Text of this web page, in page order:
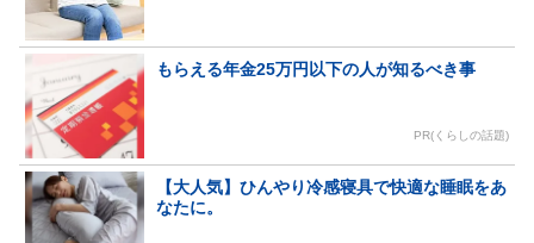
もらえる年金25万円以下の人が知るべき事
PR(くらしの話題)
【大人気】ひんやり冷感寝具で快適な睡眠をあ
なたに。